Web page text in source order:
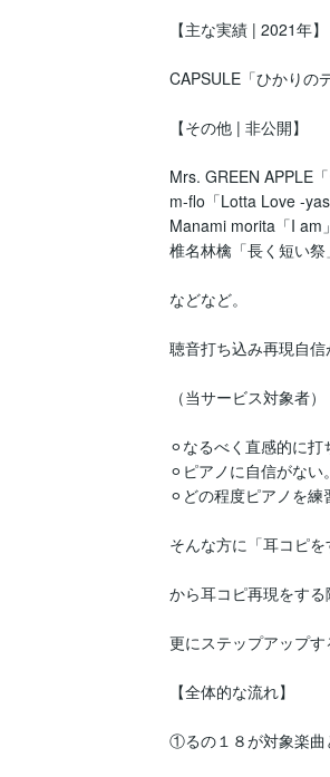
【主な実績 | 2021年】
CAPSULE「ひかりの
【その他 | 非公開】
Mrs. GREEN APPLE
m-flo「Lotta Love -
Manami morita「I am
椎名林檎「長く短い
などなど。
聴音打ち込み再現自信
（当サービス対象者）
⚪︎なるべく直感的に打
⚪︎ピアノに自信がない。
⚪︎どの程度ピアノを
そんな方に「耳コピ
から耳コピ再現をする
更にステップアップす
【全体的な流れ】
①るの１８が対象楽曲